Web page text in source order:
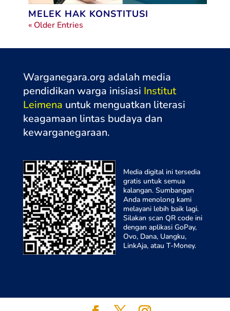
MELEK HAK KONSTITUSI
« Older Entries
Warganegara.org adalah media
pendidikan warga inisiasi Institut
Leimena untuk menguatkan literasi
keagamaan lintas budaya dan
kewarganegaraan.
Media digital ini tersedia
gratis untuk semua
kalangan. Sumbangan
Anda menolong kami
melayani lebih baik lagi.
Silakan scan QR code ini
dengan aplikasi GoPay,
Ovo, Dana, Uangku,
LinkAja, atau T-Money.